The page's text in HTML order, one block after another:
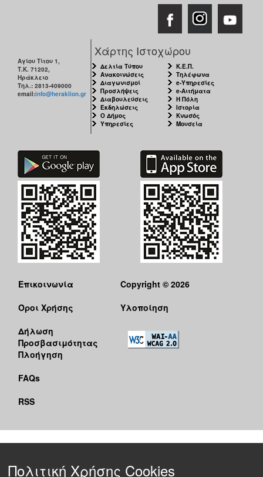
Αγίου Τίτου 1,
Τ.Κ. 71202,
Ηράκλειο
Τηλ.: 2813-409000
email:info@heraklion.gr
Χάρτης Ιστοχώρου
Δελτία Τύπου
Ανακοινώσεις
Διαγωνισμοί
Προσλήψεις
Διαβουλεύσεις
Εκδηλώσεις
Ο Δήμος
Υπηρεσίες
Κ.Ε.Π.
Τηλέφωνα
e-Υπηρεσίες
e-Αιτήματα
Η Πόλη
Ιστορία
Κνωσός
Μουσεία
Επικοινωνία
Όροι Χρήσης
Δήλωση
Προσβασιμότητας
Πλοήγηση
FAQs
RSS
Copyright © 2026
Υλοποίηση
Πολιτική Χρήσης Cookies